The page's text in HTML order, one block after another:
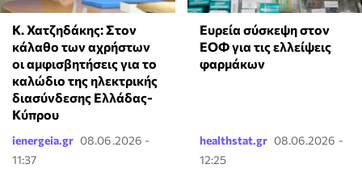
Κ. Χατζηδάκης: Στον
κάλαθο των αχρήστων
οι αμφισβητήσεις για το
καλώδιο της ηλεκτρικής
διασύνδεσης Ελλάδας-
Κύπρου
ienergeia.gr 08.06.2026 -
11:37
Ευρεία σύσκεψη στον
ΕΟΦ για τις ελλείψεις
φαρμάκων
healthstat.gr 08.06.2026 -
12:25